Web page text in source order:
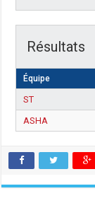
Résultats
Équipe
ST
ASHA